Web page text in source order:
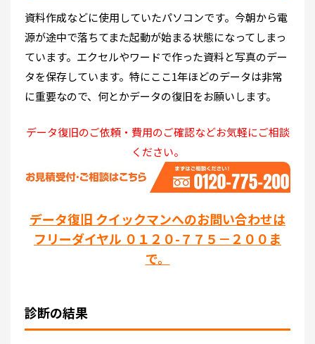
資料作成などに使用していたパソコンです。今朝から電
源が途中で落ちてまた起動が始まる状態になってしまっ
ています。エクセルやワードで作った資料と写真のデー
タを保存しています。特にここ1年ほどのデータは非常
に重要なので、何とかデータの復旧をお願いします。
データ復旧のご依頼・費用のご確認などお気軽にご相談
ください。
データ復旧 クイックマンへのお問い合わせは
フリーダイヤル ０１２０-７７５－２００ま
で。
診断の結果